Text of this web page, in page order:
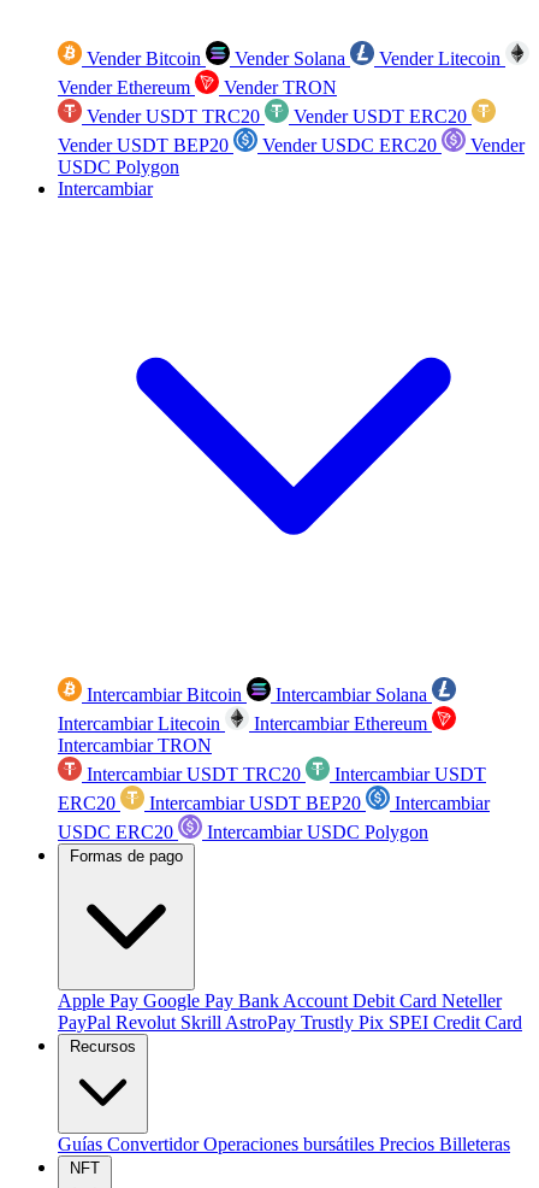
Vender Bitcoin Vender Solana
Vender Litecoin
Vender Ethereum
Vender TRON
Vender USDT TRC20
Vender USDT ERC20
Vender USDT BEP20
Vender USDC ERC20
Vender
USDC Polygon
Intercambiar
Intercambiar Bitcoin
Intercambiar Solana
Intercambiar Litecoin
Intercambiar Ethereum
Intercambiar TRON
Intercambiar USDT TRC20
Intercambiar USDT
ERC20
Intercambiar USDT BEP20
Intercambiar
USDC ERC20
Intercambiar USDC Polygon
Formas de pago
Apple Pay Google Pay Bank Account Debit Card Neteller
PayPal Revolut Skrill AstroPay Trustly Pix SPEI Credit Card
Recursos
Guías ConvertidorOperaciones bursátiles Precios Billeteras
NFT